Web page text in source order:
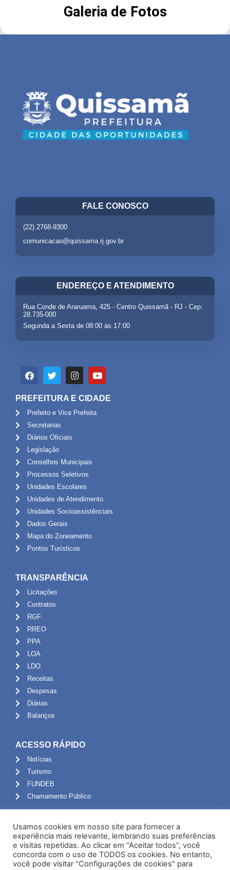
Galeria de Fotos
FALE CONOSCO
(22) 2768-9300
comunicacao@quissama.rj.gov.br
ENDEREÇO E ATENDIMENTO
Rua Conde de Araruama, 425 - Centro Quissamã - RJ - Cep:
28.735-000
Segunda a Sexta de 08:00 às 17:00
PREFEITURA E CIDADE
Prefeito e Vice Prefeita
Secretarias
Diários Oficiais
Legislação
Conselhos Municipais
Processos Seletivos
Unidades Escolares
Unidades de Atendimento
Unidades Socioassistênciais
Dados Gerais
Mapa do Zoneamento
Pontos Turísticos
TRANSPARÊNCIA
Licitações
Contratos
RGF
RREO
PPA
LOA
LDO
Receitas
Despesas
Diárias
Balanços
ACESSO RÁPIDO
Notícias
Turismo
FUNDEB
Chamamento Público
Portal do Servidor
Webmail
Administração
Usamos cookies em nosso site para fornecer a
experiência mais relevante, lembrando suas preferências
e visitas repetidas. Ao clicar em “Aceitar todos”, você
concorda com o uso de TODOS os cookies. No entanto,
você pode visitar "Configurações de cookies" para